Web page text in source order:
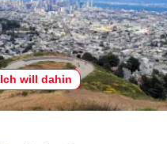
Ich will dahin